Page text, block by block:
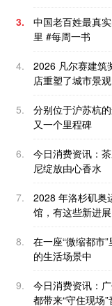
3.
中国老百姓最真
里 #每周一书
4.
2026 凡尔赛建筑
店重塑了城市景观
5.
分别位于沪苏杭
又一个里程碑
6.
今日消费资讯：
尼绽放由心香水
7.
2028 年洛杉矶奥
馆，有这些新进展
8.
在一座“微缩都市
的生活场景中
9.
今日消费资讯：
都带来“守住现场